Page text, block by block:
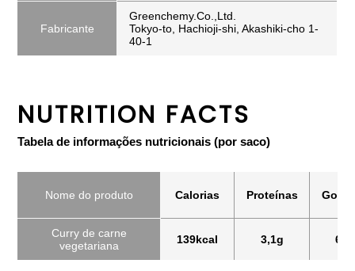
Fabricante
Greenchemy.Co.,Ltd.
Tokyo-to, Hachioji-shi, Akashiki-cho 1-
40-1
NUTRITION FACTS
Tabela de informações nutricionais (por saco)
Nome do produto Calorias Proteínas
Curry de carne
vegetariana
139kcal 3,1g